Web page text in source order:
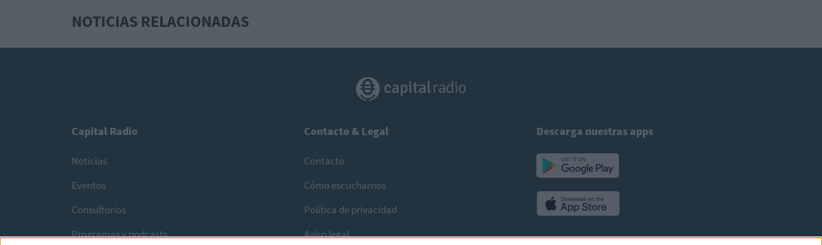
NOTICIAS RELACIONADAS
Capital Radio
Noticias
Eventos
Consultorios
Programas y podcasts
Contacto & Legal
Contacto
Cómo escucharnos
Política de privacidad
Aviso legal
Descarga nuestras apps